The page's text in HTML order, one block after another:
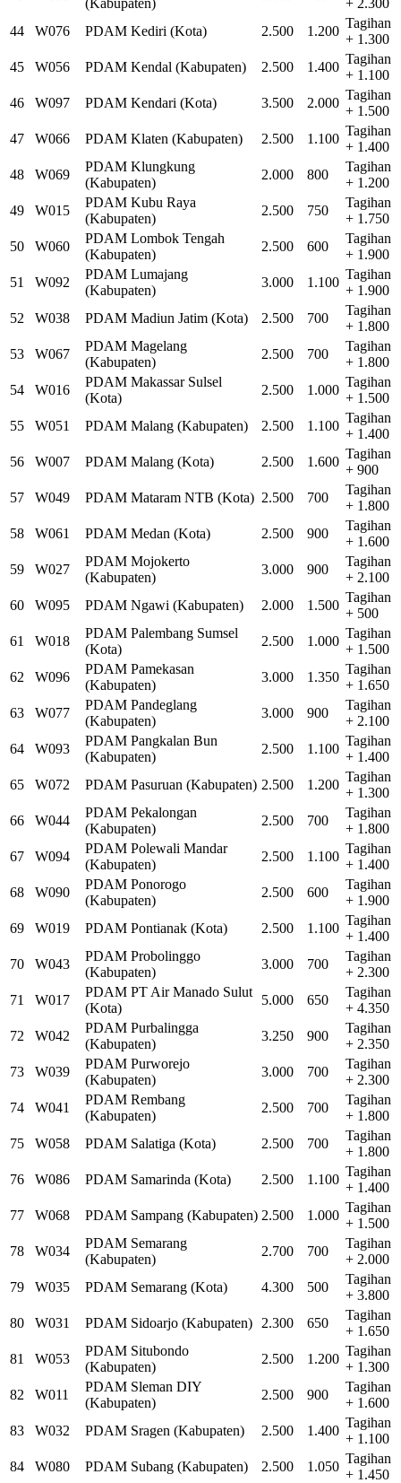
44
W076 PDAM Kediri (Kota) 2.500 1.200
Tagihan
+ 1.300
45
W056 PDAM Kendal (Kabupaten) 2.500 1.400
Tagihan
+ 1.100
46
W097 PDAM Kendari (Kota) 3.500 2.000
Tagihan
+ 1.500
47
W066 PDAM Klaten (Kabupaten) 2.500 1.100
Tagihan
+ 1.400
48
W069
PDAM Klungkung
(Kabupaten)
2.000 800
Tagihan
+ 1.200
49
W015
PDAM Kubu Raya
(Kabupaten)
2.500 750
Tagihan
+ 1.750
50
W060
PDAM Lombok Tengah
(Kabupaten)
2.500 600
Tagihan
+ 1.900
51
W092
PDAM Lumajang
(Kabupaten)
3.000 1.100
Tagihan
+ 1.900
52
W038 PDAM Madiun Jatim (Kota) 2.500 700
Tagihan
+ 1.800
53
W067
PDAM Magelang
(Kabupaten)
2.500 700
Tagihan
+ 1.800
54
W016
PDAM Makassar Sulsel
(Kota)
2.500 1.000
Tagihan
+ 1.500
55
W051 PDAM Malang (Kabupaten) 2.500 1.100
Tagihan
+ 1.400
56
W007 PDAM Malang (Kota) 2.500 1.600
Tagihan
+ 900
57
W049 PDAM Mataram NTB (Kota) 2.500 700
Tagihan
+ 1.800
58
W061 PDAM Medan (Kota) 2.500 900
Tagihan
+ 1.600
59
W027
PDAM Mojokerto
(Kabupaten)
3.000 900
Tagihan
+ 2.100
60
W095 PDAM Ngawi (Kabupaten) 2.000 1.500
Tagihan
+ 500
61
W018
PDAM Palembang Sumsel
(Kota)
2.500 1.000
Tagihan
+ 1.500
62
W096
PDAM Pamekasan
(Kabupaten)
3.000 1.350
Tagihan
+ 1.650
63
W077
PDAM Pandeglang
(Kabupaten)
3.000 900
Tagihan
+ 2.100
64
W093
PDAM Pangkalan Bun
(Kabupaten)
2.500 1.100
Tagihan
+ 1.400
65
W072 PDAM Pasuruan (Kabupaten) 2.500 1.200
Tagihan
+ 1.300
66
W044
PDAM Pekalongan
(Kabupaten)
2.500 700
Tagihan
+ 1.800
67
W094
PDAM Polewali Mandar
(Kabupaten)
2.500 1.100
Tagihan
+ 1.400
68
W090
PDAM Ponorogo
(Kabupaten)
2.500 600
Tagihan
+ 1.900
69
W019 PDAM Pontianak (Kota) 2.500 1.100
Tagihan
+ 1.400
70
W043
PDAM Probolinggo
(Kabupaten)
3.000 700
Tagihan
+ 2.300
71
W017
PDAM PT Air Manado Sulut
(Kota)
5.000 650
Tagihan
+ 4.350
72
W042
PDAM Purbalingga
(Kabupaten)
3.250 900
Tagihan
+ 2.350
73
W039
PDAM Purworejo
(Kabupaten)
3.000 700
Tagihan
+ 2.300
74
W041
PDAM Rembang
(Kabupaten)
2.500 700
Tagihan
+ 1.800
75
W058 PDAM Salatiga (Kota) 2.500 700
Tagihan
+ 1.800
76
W086 PDAM Samarinda (Kota) 2.500 1.100
Tagihan
+ 1.400
77
W068 PDAM Sampang (Kabupaten) 2.500 1.000
Tagihan
+ 1.500
78
W034
PDAM Semarang
(Kabupaten)
2.700 700
Tagihan
+ 2.000
79
W035 PDAM Semarang (Kota) 4.300 500
Tagihan
+ 3.800
80
W031 PDAM Sidoarjo (Kabupaten) 2.300 650
Tagihan
+ 1.650
81
W053
PDAM Situbondo
(Kabupaten)
2.500 1.200
Tagihan
+ 1.300
82
W011
PDAM Sleman DIY
(Kabupaten)
2.500 900
Tagihan
+ 1.600
83
W032 PDAM Sragen (Kabupaten) 2.500 1.400
Tagihan
+ 1.100
84
W080 PDAM Subang (Kabupaten) 2.500 1.050
Tagihan
+ 1.450